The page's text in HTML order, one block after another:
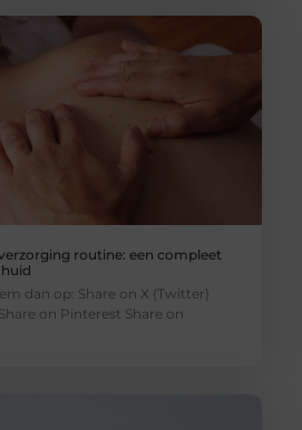
routine: een compleet
dan op: Share on X (Twitter)
on Pinterest Share on